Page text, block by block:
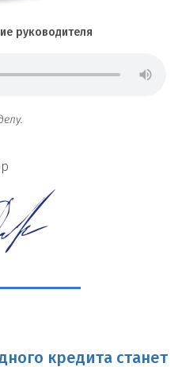
руководителя
кредита станет